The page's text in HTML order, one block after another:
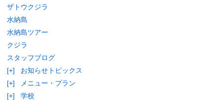
ザトウクジラ
水納島
水納島ツアー
クジラ
スタッフブログ
[+]
お知らせトピックス
[+]
メニュー・プラン
[+]
学校